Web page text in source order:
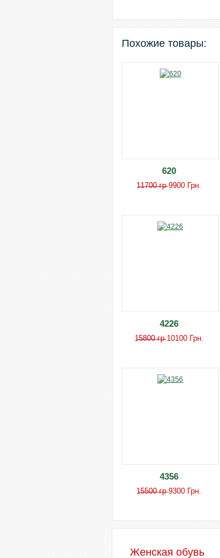
Похожие товары:
620
1̶1̶7̶0̶0̶ ̶г̶р̶ 9900 Грн.
4226
1̶5̶8̶0̶0̶ ̶г̶р̶ 10100 Грн.
4356
1̶5̶5̶0̶0̶ ̶г̶р̶ 9300 Грн.
Женская обувь